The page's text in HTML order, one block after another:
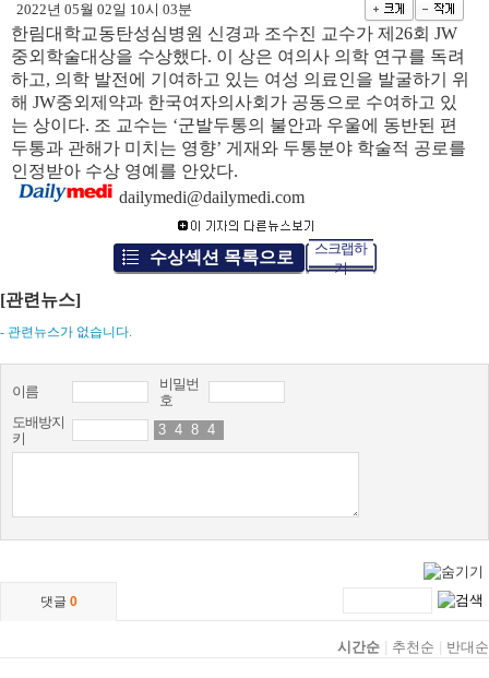
2022년 05월 02일 10시 03분
한림대학교동탄성심병원 신경과 조수진 교수가 제26회 JW
중외학술대상을 수상했다. 이 상은 여의사 의학 연구를 독려
하고, 의학 발전에 기여하고 있는 여성 의료인을 발굴하기 위
해 JW중외제약과 한국여자의사회가 공동으로 수여하고 있
는 상이다. 조 교수는 ‘군발두통의 불안과 우울에 동반된 편
두통과 관해가 미치는 영향’ 게재와 두통분야 학술적 공로를
인정받아 수상 영예를 안았다.
dailymedi@dailymedi.com
수상섹션 목록으로
스크랩하
기
[관련뉴스]
- 관련뉴스가 없습니다.